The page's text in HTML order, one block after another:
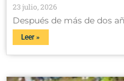
23 julio, 2026
Después de más de dos
Leer »